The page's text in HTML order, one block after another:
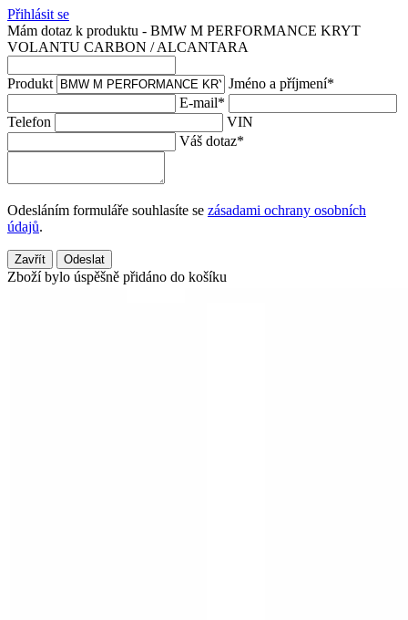
Přihlásit se
Mám dotaz k produktu - BMW M PERFORMANCE KRYT
VOLANTU CARBON / ALCANTARA
Produkt Jméno a příjmení*
E-mail*
Telefon
VIN
Váš dotaz*
Odesláním formuláře souhlasíte se zásadami ochrany osobních
údajů.
Zavřít Odeslat
Zboží bylo úspěšně přidáno do košíku